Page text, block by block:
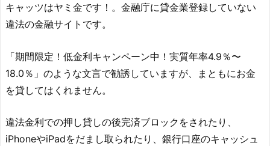
キャッツはヤミ金です！。金融庁に貸金業登録していない
違法の金融サイトです。
「期間限定！低金利キャンペーン中！実質年率4.9％〜
18.0％」のような文言 で勧誘していますが、まともにお金
を貸してはくれません。
違法金利での押し貸しの後完済ブロックをされたり、
iPhoneやiPadをだまし取られたり、銀行口座のキャッシュ